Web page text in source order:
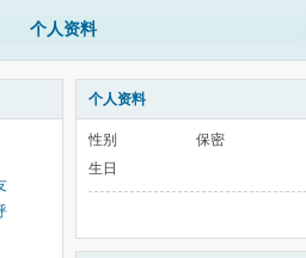
个人资料
个人资料
性别
保密
生日